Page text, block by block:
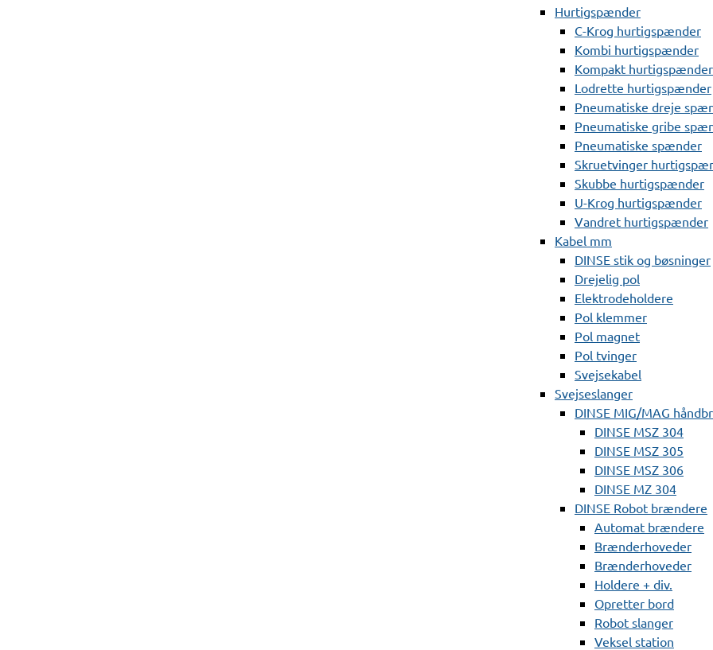
Hurtigspænder
C-Krog hurtigspænder
Kombi hurtigspænder
Kompakt hurtigspænder
Lodrette hurtigspænder
Pneumatiske dreje
Pneumatiske gribe
Pneumatiske spænder
Skruetvinger
Skubbe hurtigspænder
U-Krog hurtigspænder
Vandret hurtigspænder
Kabel mm
DINSE stik og bøsninger
Drejelig pol
Elektrodeholdere
Pol klemmer
Pol magnet
Pol tvinger
Svejsekabel
Svejseslanger
DINSE MIG/MAG
DINSE MSZ 304
DINSE MSZ 305
DINSE MSZ 306
DINSE MZ 304
DINSE Robot brændere
Automat brændere
Brænderhoveder
Brænderhoveder
Holdere + div.
Opretter bord
Robot slanger
Veksel station